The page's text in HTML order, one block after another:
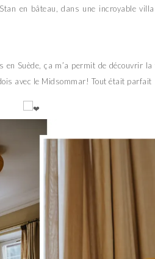
en bâteau, dans une incroyable
Suède, ça m’a permit de découvrir
avec le Midsommar! Tout était parfait